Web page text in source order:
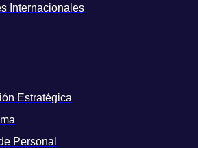
Internacionales
Estratégica
Personal